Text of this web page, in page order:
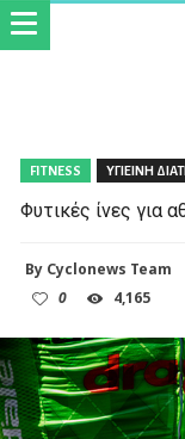
FITNESS ΥΓΙΕΙΝΗ
Φυτικές ίνες για
By Cyclonews Team
0
4,165